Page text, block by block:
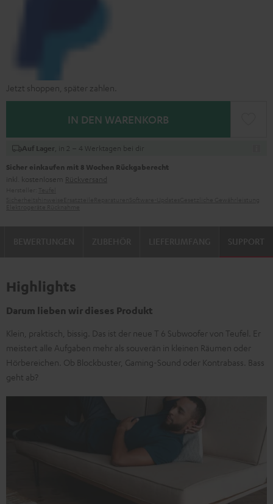
Jetzt shoppen, später zahlen.
IN DEN WARENKORB
Auf Lager , in 2 – 4 Werktagen bei dir
Sicher einkaufen mit 8 Wochen Rückgaberecht
inkl. kostenlosem Rückversand
SUPPORT
Highlights
Darum lieben wir dieses Produkt
Klein, praktisch, bissig. Das ist der neue T 6 Subwoofer von Teufel. Er
meistert alle Aufgaben mehr als souverän in kleinen Räumen oder
Hörbereichen. Ob Blockbuster, Gaming-Sound oder Kontrabass. Bass
geht ab?